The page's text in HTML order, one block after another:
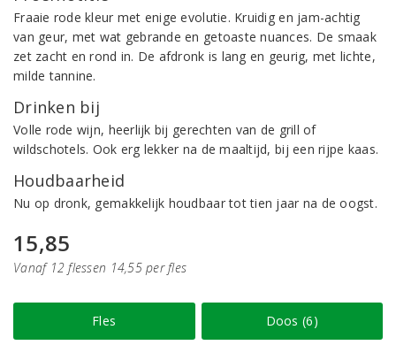
Fraaie rode kleur met enige evolutie. Kruidig en jam-achtig
van geur, met wat gebrande en getoaste nuances. De smaak
zet zacht en rond in. De afdronk is lang en geurig, met lichte,
milde tannine.
Drinken bij
Volle rode wijn, heerlijk bij gerechten van de grill of
wildschotels. Ook erg lekker na de maaltijd, bij een rijpe kaas.
Houdbaarheid
Nu op dronk, gemakkelijk houdbaar tot tien jaar na de oogst.
15,85
Vanaf 12 flessen 14,55 per fles
Fles Doos (6)